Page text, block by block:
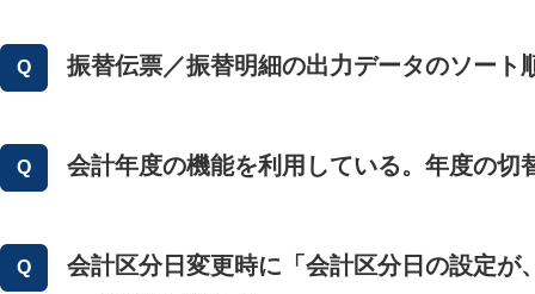
振替伝票／振替明細の出力データのソー
会計年度の機能を利用している。年度の
会計区分日変更時に「会計区分日の設定